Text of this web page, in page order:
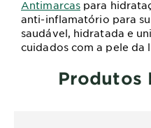
Antimarcas para
anti-inflamatório para
saudável, hidratada e
cuidados com a pele da
Produtos